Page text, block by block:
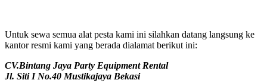
Untuk sewa semua alat pesta kami ini silahkan datang langsung ke
kantor resmi kami yang berada dialamat berikut ini:
CV.Bintang Jaya Party Equipment Rental
Jl. Siti I No.40 Mustikajaya Bekasi